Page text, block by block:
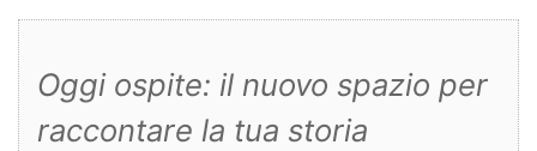
Oggi ospite: il nuovo spazio per
raccontare la tua storia